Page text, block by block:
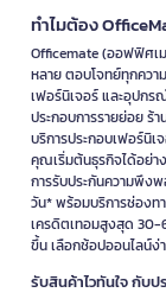
เลือกกรรไกร
กรรไกรขนาด
เลือกขนาดที่
เลือกแท่นตัดก
ทั่วไปควรเลื
ความยาวแน
เลือกตามจำ
ควรดูความส
พิจารณาควา
อุปกรณ์ที่มีฐา
ดูแลใบมีดให้ค
ทำไมต้อง
Officemate (ออฟฟิศ
หลาย ตอบโจทย์ทุกควา
เฟอร์นิเจอร์ และอุปกร
ประกอบการรายย่อย
บริการประกอบเฟอร์นิ
คุณเริ่มต้นธุรกิจได้อย่า
การรับประกันความพึง
วัน* พร้อมบริการช่องท
เครดิตเทอมสูงสุด
ขึ้น เลือกช้อปออนไลน์ง่
รับสินค้าไวทันใจ กับ